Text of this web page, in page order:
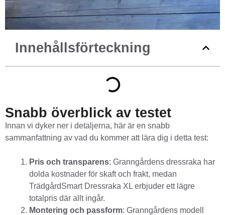
Innehållsförteckning
Snabb överblick av testet
Innan vi dyker ner i detaljerna, här är en snabb
sammanfattning av vad du kommer att lära dig i detta test:
Pris och transparens: Granngårdens dressraka har
dolda kostnader för skaft och frakt, medan
TrädgårdSmart Dressraka XL erbjuder ett lägre
totalpris där allt ingår.
Montering och passform: Granngårdens modell